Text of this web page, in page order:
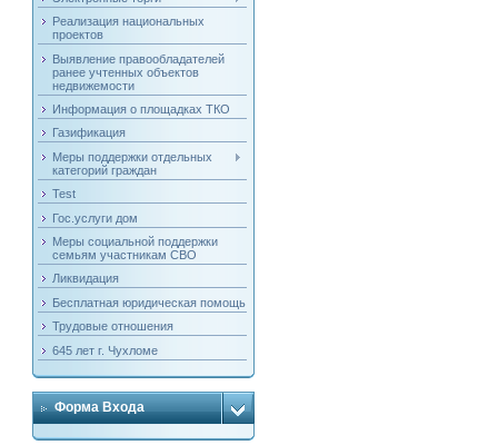
Реализация национальных
проектов
Выявление правообладателей
ранее учтенных объектов
недвижемости
Информация о площадках ТКО
Газификация
Меры поддержки отдельных
категорий граждан
Test
Гос.услуги дом
Меры социальной поддержки
семьям участникам СВО
Ликвидация
Бесплатная юридическая помощь
Трудовые отношения
645 лет г. Чухломе
Форма Входа